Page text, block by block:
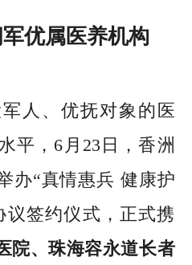
优属医养机构
人、优抚对象的医
平，6月23日，香洲
办“真情惠兵 健康护
议签约仪式，正式携
院、珠海容永道长者